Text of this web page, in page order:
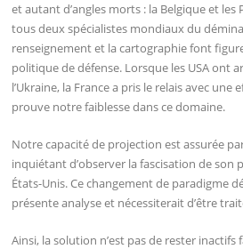
et autant d’angles morts : la Belgique et
tous deux spécialistes mondiaux du
renseignement et la cartographie font
politique de défense. Lorsque les USA ont
l’Ukraine, la France a pris le relais avec une
prouve notre faiblesse dans ce domaine.
Notre capacité de projection est assurée
inquiétant d’observer la fascisation de son
États-Unis. Ce changement de paradigme
présente analyse et nécessiterait d’être
Ainsi, la solution n’est pas de rester inactifs